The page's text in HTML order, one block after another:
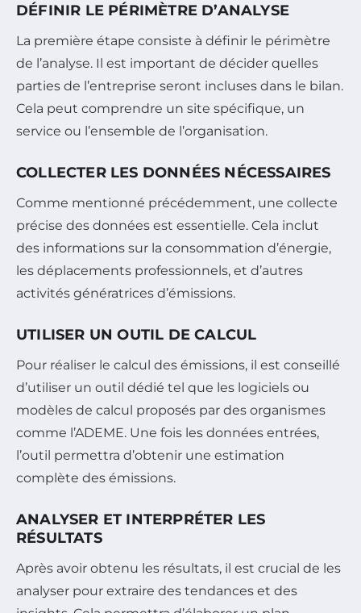
DÉFINIR LE PÉRIMÈTRE D’ANALYSE
La première étape consiste à définir le périmètre
de l’analyse. Il est important de décider quelles
parties de l’entreprise seront incluses dans le bilan.
Cela peut comprendre un site spécifique, un
service ou l’ensemble de l’organisation.
COLLECTER LES DONNÉES NÉCESSAIRES
Comme mentionné précédemment, une collecte
précise des données est essentielle. Cela inclut
des informations sur la consommation d’énergie,
les déplacements professionnels, et d’autres
activités génératrices d’émissions.
UTILISER UN OUTIL DE CALCUL
Pour réaliser le calcul des émissions, il est conseillé
d’utiliser un outil dédié tel que les logiciels ou
modèles de calcul proposés par des organismes
comme l’ADEME. Une fois les données entrées,
l’outil permettra d’obtenir une estimation
complète des émissions.
ANALYSER ET INTERPRÉTER LES
RÉSULTATS
Après avoir obtenu les résultats, il est crucial de les
analyser pour extraire des tendances et des